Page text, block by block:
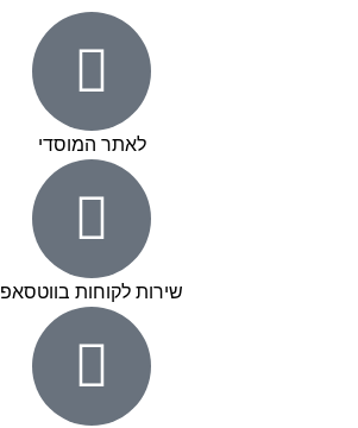
לאתר המוסדי
שירות לקוחות בווטסאפ